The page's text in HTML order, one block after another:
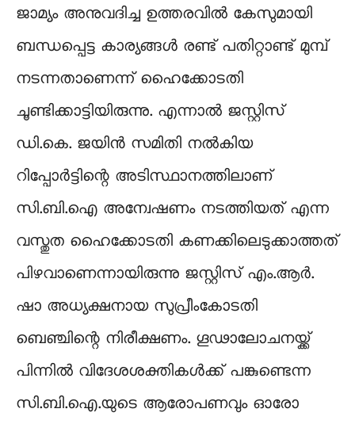
ജാമ്യം അനുവദിച്ച ഉത്തരവില്‍ കേസുമായി
ബന്ധപ്പെട്ട കാര്യങ്ങള്‍ രണ്ട് പതിറ്റാണ്ട് മുമ്പ്
നടന്നതാണെന്ന് ഹൈക്കോടതി
ചൂണ്ടിക്കാട്ടിയിരുന്നു. എന്നാല്‍ ജസ്റ്റിസ്
ഡി.കെ. ജയിന്‍ സമിതി നല്‍കിയ
റിപ്പോര്‍ട്ടിന്റെ അടിസ്ഥാനത്തിലാണ്
സി.ബി.ഐ അന്വേഷണം നടത്തിയത് എന്ന
വസ്തുത ഹൈക്കോടതി കണക്കിലെടുക്കാത്തത്
പിഴവാണെന്നായിരുന്നു ജസ്റ്റിസ് എം.ആര്‍.
ഷാ അധ്യക്ഷനായ സുപ്രീംകോടതി
ബെഞ്ചിന്റെ നിരീക്ഷണം. ഗൂഢാലോചനയ്ക്ക്
പിന്നില്‍ വിദേശശക്തികള്‍ക്ക് പങ്കുണ്ടെന്ന
സി.ബി.ഐ.യുടെ ആരോപണവും ഓരോ